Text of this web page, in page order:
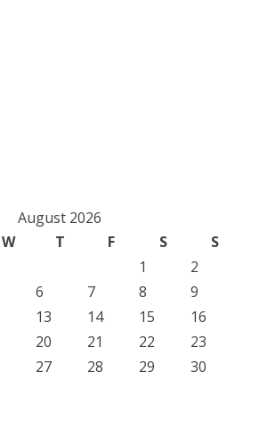
August 2026
W T F S
S
1
2
6 7 8
9
13 14 15
16
20 21 22
23
27 28 29
30